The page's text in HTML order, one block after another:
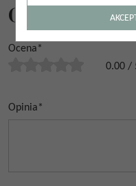
Opinie
Ocena*
0.00 /
Opinia*